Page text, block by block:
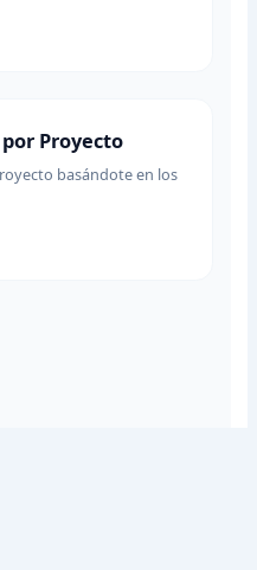
Proyecto
basándote en los